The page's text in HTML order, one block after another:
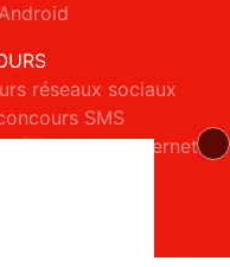
réseaux sociaux
SMS
téléphone et internet